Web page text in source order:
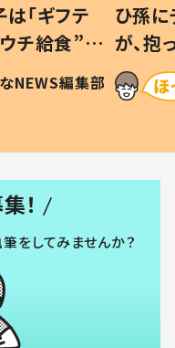
「ギフテ
チ給食”を
#令和の親
なNEWS編集部
ひ孫
が、
「涙が
い」
！
をしてみませんか？